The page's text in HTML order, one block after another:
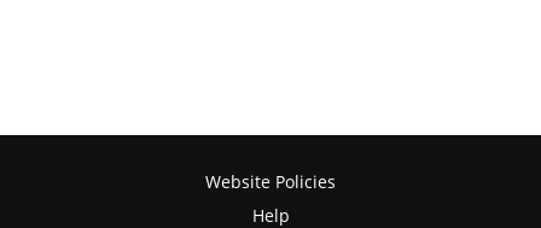
Website Policies
Help